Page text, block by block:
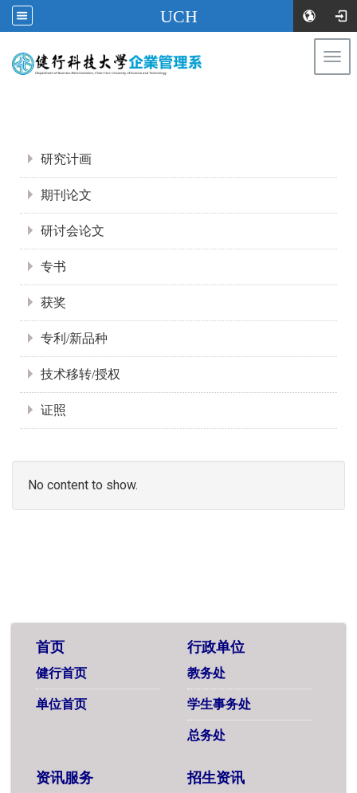
UCH
研究计画
期刊论文
研讨会论文
专书
获奖
专利/新品种
技术移转/授权
证照
No content to show.
首页
健行首页
单位首页
行政单位
教务处
学生事务处
总务处
资讯服务 招生资讯